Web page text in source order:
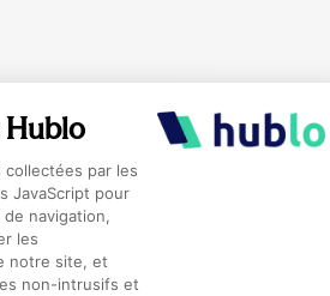
Hublo
du Consentement
par les
JavaScript pour
navigation,
les
notre site, et
non-intrusifs et
consent